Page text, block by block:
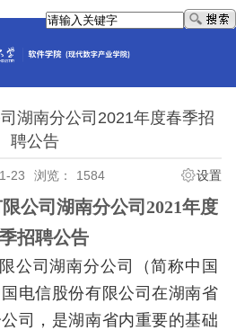
湖南分公司2021年度春季招
聘公告
23 浏览： 1584 设置
公司湖南分公司 2021年度
招聘公告
公司湖南分公司（简称中国
电信股份有限公司在湖南省
司，是湖南省内重要的基础